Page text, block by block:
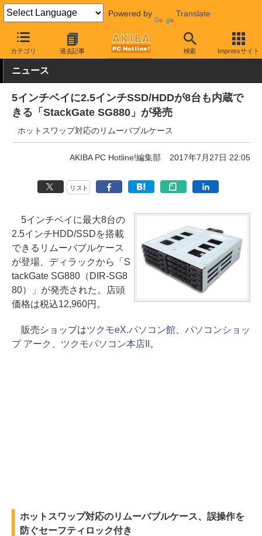
Powered by Translate
カテゴリ 過去記事 検索 Impressサイト
AKIBA PC Hotline! PC周辺機器 HDDケース 内蔵型
ニュース
5インチベイに2.5インチSSD/HDDが8台も内蔵で
きる「StackGate SG880」が発売
ホットスワップ対応のリムーバブルケース
AKIBA PC Hotline!編集部 2017年7月27日 22:05
リスト
5インチベイに最大8台の
2.5インチHDD/SSDを搭載
できるリムーバブルケース
が登場、ディラックから「S
tackGate SG880（DIR-SG8
80）」が発売された。店頭
価格は税込12,960円。
販売ショップはツクモeX.パソコン館、 パソコンショッ
プ アーク
ツクモパソコン本店II 。
ホットスワップ対応のリムーバブルケース、誤操作を
防ぐセーフティロック付き